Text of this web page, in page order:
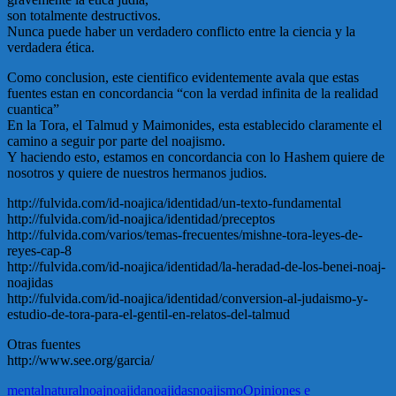
son totalmente destructivos.
Nunca puede haber un verdadero conflicto entre la ciencia y la
verdadera ética.
Como conclusion, este cientifico evidentemente avala que estas
fuentes estan en concordancia “con la verdad infinita de la realidad
cuantica”
En la Tora, el Talmud y Maimonides, esta establecido claramente el
camino a seguir por parte del noajismo.
Y haciendo esto, estamos en concordancia con lo Hashem quiere de
nosotros y quiere de nuestros hermanos judios.
http://fulvida.com/id-noajica/identidad/un-texto-fundamental
http://fulvida.com/id-noajica/identidad/preceptos
http://fulvida.com/varios/temas-frecuentes/mishne-tora-leyes-de-
reyes-cap-8
http://fulvida.com/id-noajica/identidad/la-heradad-de-los-benei-noaj-
noajidas
http://fulvida.com/id-noajica/identidad/conversion-al-judaismo-y-
estudio-de-tora-para-el-gentil-en-relatos-del-talmud
Otras fuentes
http://www.see.org/garcia/
mentalnaturalnoajnoajidanoajidasnoajismoOpiniones e